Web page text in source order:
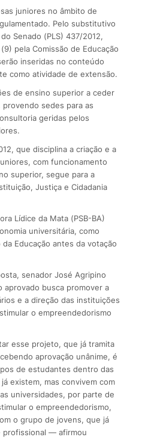
juniores no âmbito de
Pelo substitutivo
Senado (PLS) 437/2012,
pela Comissão de Educação
inseridas no conteúdo
como atividade de extensão.
de ensino superior a ceder
sedes para as
geridas pelos
que disciplina a criação e a
com funcionamento
superior, segue para a
Justiça e Cidadania
Lídice da Mata (PSB-BA)
universitária, como
Educação antes da votação
senador José Agripino
aprovado busca promover a
e a direção das instituições
o empreendedorismo
esse projeto, que já tramita
aprovação unânime, é
de estudantes dentro das
existem, mas convivem com
universidades, por parte de
o empreendedorismo,
o grupo de jovens, que já
profissional — afirmou